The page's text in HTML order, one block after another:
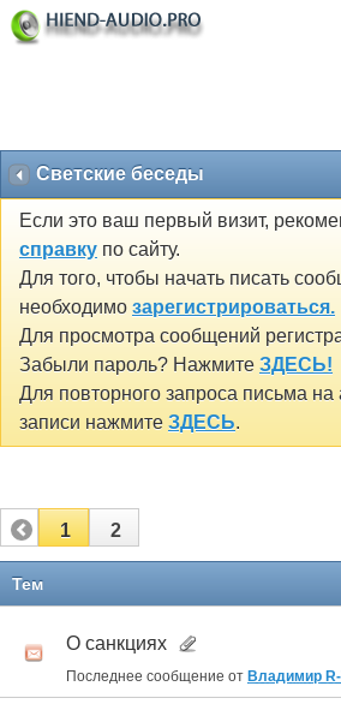
Светские беседы
Если это ваш первый визит,
справку по сайту.
Для того, чтобы начать писать
необходимо зарегистрироваться.
Для просмотра сообщений
Забыли пароль? Нажмите ЗДЕСЬ!
Для повторного запроса письма на
записи нажмите ЗДЕСЬ.
1 2
Тем
О санкциях
Последнее сообщение от Владимир R-